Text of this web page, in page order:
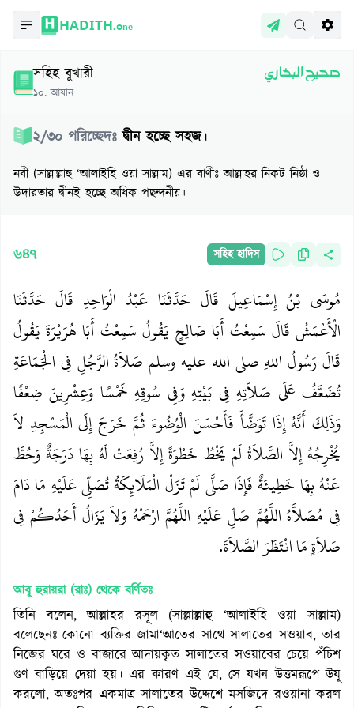
HADITH.One
সহিহ বুখারী
১০.আযান
صحيح البخاري
২/৩০ পরিচ্ছেদঃ দ্বীন হচ্ছে সহজ।
নবী (সাল্লাল্লাহু ‘আলাইহি ওয়া সাল্লাম) এর বাণীঃ আল্লাহর নিকট নিষ্ঠা ও
উদারতার দ্বীনই হচ্ছে অধিক পছন্দনীয়।
৬৪৭ সহিহ হাদিস
مُوسَى بْنُ إِسْمَاعِيلَ قَالَ حَدَّثَنَا عَبْدُ الْوَاحِدِ قَالَ حَدَّثَنَا
الْأَعْمَشُ قَالَ سَمِعْتُ أَبَا صَالِحٍ يَقُولُ سَمِعْتُ أَبَا هُرَيْرَةَ يَقُولُ
قَالَ رَسُولُ اللهِ صلى الله عليه وسلم صَلاَةُ الرَّجُلِ فِي الْجَمَاعَةِ
تُضَعَّفُ عَلَى صَلاَتِهِ فِي بَيْتِهِ وَفِي سُوقِهِ خَمْسًا وَعِشْرِينَ ضِعْفًا
وَذَلِكَ أَنَّهُ إِذَا تَوَضَّأَ فَأَحْسَنَ الْوُضُوءَ ثُمَّ خَرَجَ إِلَى الْمَسْجِدِ لاَ
يُخْرِجُهُ إِلاَّ الصَّلاَةُ لَمْ يَخْطُ خَطْوَةً إِلاَّ رُفِعَتْ لَهُ بِهَا دَرَجَةٌ وَحُطَّ
عَنْهُ بِهَا خَطِيئَةٌ فَإِذَا صَلَّى لَمْ تَزَلْ الْمَلَائِكَةُ تُصَلِّي عَلَيْهِ مَا دَامَ
فِي مُصَلاَّهُ اللَّهُمَّ صَلِّ عَلَيْهِ اللَّهُمَّ ارْحَمْهُ وَلاَ يَزَالُ أَحَدُكُمْ فِي
صَلاَةٍ مَا انْتَظَرَ الصَّلاَةَ.
আবূ হুরায়রা (রাঃ) থেকে বর্ণিতঃ
তিনি বলেন, আল্লাহর রসূল (সাল্লাল্লাহু ‘আলাইহি ওয়া সাল্লাম)
বলেছেনঃ কোনো ব্যক্তির জামা‘আতের সাথে সালাতের সওয়াব, তার
নিজের ঘরে ও বাজারে আদায়কৃত সালাতের সওয়াবের চেয়ে পঁচিশ
গুণ বাড়িয়ে দেয়া হয়। এর কারণ এই যে, সে যখন উত্তমরূপে উযূ
করলো, অতঃপর একমাত্র সালাতের উদ্দেশে মসজিদে রওয়ানা করল